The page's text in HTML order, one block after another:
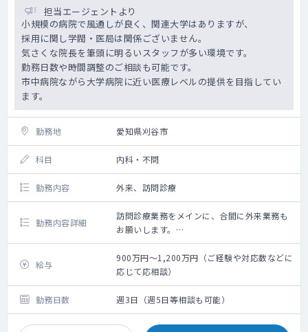
担当エージェントより
小規模の病院で風通しが良く、関連大学はありますが、
採用に関し学閥・医局は関係ございません。
気さくな院長を筆頭に明るいスタッフが多い環境です。
勤務日数や時間調整のご相談も可能です。
市中病院ながら大学病院に近い医療レベルの提供を目指してい
ます。
勤務地 愛知県刈谷市
科目 内科・不問
勤務内容 外来、訪問診療
勤務内容詳細
訪問診療業務をメインに、合間に外来業務も
お願いします。
法人内の関連施設（病院隣接）の50～60名程
度をメインに、近隣の居宅も1～3件程お願い
致します。
外来は一般内科外来をはじめ、先生のご専門
に応じてお願いしております。
給与
900万円～1,200万円（ご経験や対応数などに
応じて応相談）
勤務日数 週3日（週5日等相談も可能）